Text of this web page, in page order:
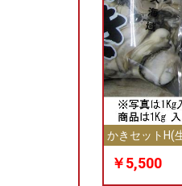
かきセットH(
￥5,500